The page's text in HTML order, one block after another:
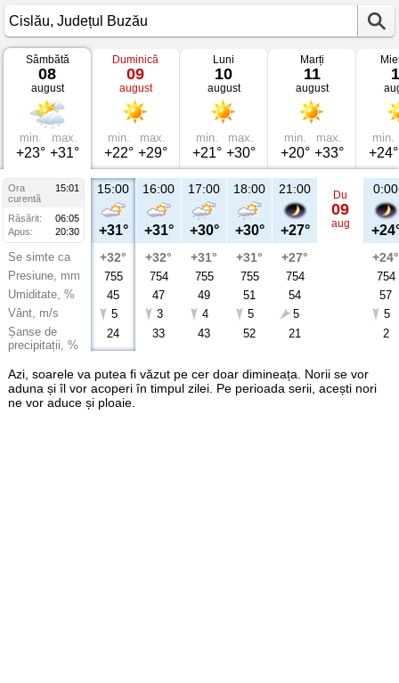
Vremea
Cislău
Județul
Buzău
Sâmbătă
08
august
min.
+23°
max.
+31°
Duminică
09
august
min.
+22°
max.
+29°
Luni
10
august
min.
+21°
max.
+30°
Marți
11
august
min.
+20°
max.
+33°
min.
+24°
Ora
15:01
curentă
Răsărit:
06:05
Apus:
20:30
Se simte ca
Presiune, mm
Umiditate, %
Vânt, m/s
Șanse de
precipitații, %
15:00
+31°
+32°
755
45
5
24
16:00
+31°
+32°
754
47
3
33
17:00
+30°
+31°
755
49
4
43
18:00
+30°
+31°
755
51
5
52
21:00
+27°
+27°
754
54
5
21
Du
09
aug
0:00
+24°
754
57
5
2
Azi, soarele va putea fi văzut pe cer doar dimineața. Norii se vor
aduna și îl vor acoperi în timpul zilei. Pe perioada serii, acești nori
ne vor aduce și ploaie.